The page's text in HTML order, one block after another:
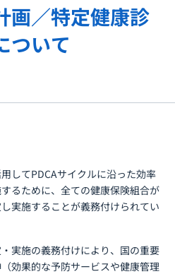
画／特定健康診
ついて
してPDCAサイクルに沿った効率
るために、全ての健康保険組合が
実施することが義務付けられてい
実施の義務付けにより、国の重要
効果的な予防サービスや健康管理